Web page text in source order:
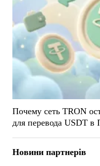
Почему сеть TRON
для перевода USDT в
Новини партнерів